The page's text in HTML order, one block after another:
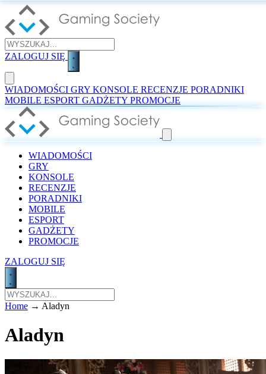
ZALOGUJ SIĘ
WIADOMOŚCI GRY KONSOLE RECENZJE PORADNIKI
MOBILE ESPORT GADŻETY PROMOCJE
WIADOMOŚCI
GRY
KONSOLE
RECENZJE
PORADNIKI
MOBILE
ESPORT
GADŻETY
PROMOCJE
ZALOGUJ SIĘ
Home → Aladyn
Aladyn